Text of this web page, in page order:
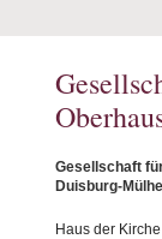
Gesellschaft
Duisburg-
Haus der Kirche